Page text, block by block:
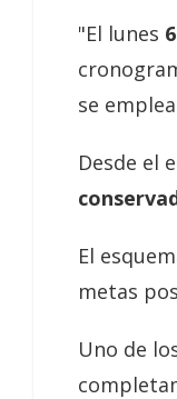
"El lunes
se
Desde el
El
metas
Uno de